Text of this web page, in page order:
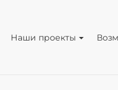
Наши проекты